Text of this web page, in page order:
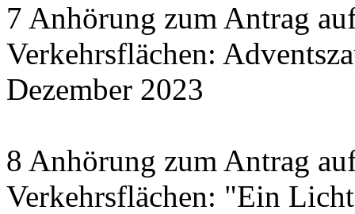
7 Anhörung zum Antrag
Verkehrsflächen:
Dezember 2023
8 Anhörung zum Antrag
Verkehrsflächen: "Ein